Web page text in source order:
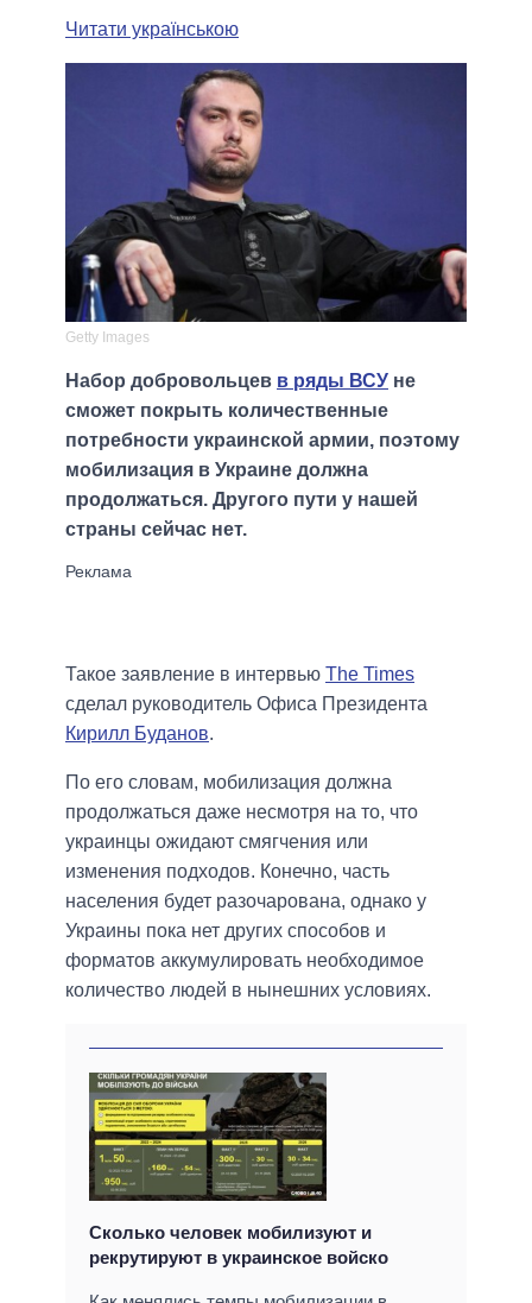
Читати українською
Getty Images
Набор добровольцев в ряды ВСУ не
сможет покрыть количественные
потребности украинской армии, поэтому
мобилизация в Украине должна
продолжаться. Другого пути у нашей
страны сейчас нет.
Такое заявление в интервью The Times
сделал руководитель Офиса Президента
Кирилл Буданов.
По его словам, мобилизация должна
продолжаться даже несмотря на то, что
украинцы ожидают смягчения или
изменения подходов. Конечно, часть
населения будет разочарована, однако у
Украины пока нет других способов и
форматов аккумулировать необходимое
количество людей в нынешних условиях.
Сколько человек мобилизуют и
рекрутируют в украинское войско